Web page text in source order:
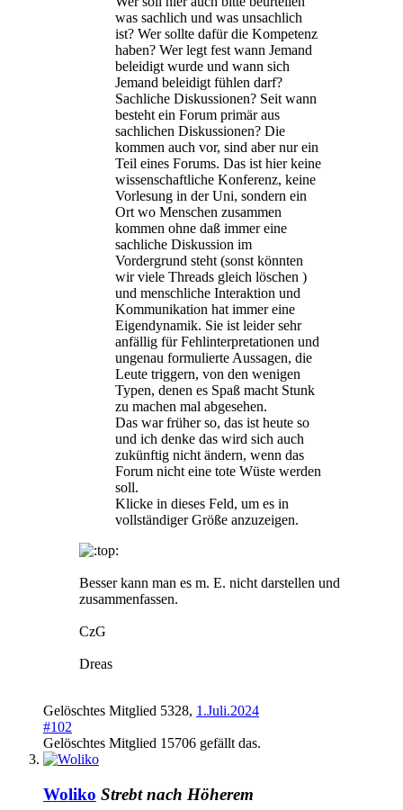
was sachlich und was unsachlich
ist? Wer sollte dafür die Kompetenz
haben? Wer legt fest wann Jemand
beleidigt wurde und wann sich
Jemand beleidigt fühlen darf?
Sachliche Diskussionen? Seit wann
besteht ein Forum primär aus
sachlichen Diskussionen? Die
kommen auch vor, sind aber nur ein
Teil eines Forums. Das ist hier keine
wissenschaftliche Konferenz, keine
Vorlesung in der Uni, sondern ein
Ort wo Menschen zusammen
kommen ohne daß immer eine
sachliche Diskussion im
Vordergrund steht (sonst könnten
wir viele Threads gleich löschen )
und menschliche Interaktion und
Kommunikation hat immer eine
Eigendynamik. Sie ist leider sehr
anfällig für Fehlinterpretationen und
ungenau formulierte Aussagen, die
Leute triggern, von den wenigen
Typen, denen es Spaß macht Stunk
zu machen mal abgesehen.
Das war früher so, das ist heute so
und ich denke das wird sich auch
zukünftig nicht ändern, wenn das
Forum nicht eine tote Wüste werden
soll.
Klicke in dieses Feld, um es in
vollständiger Größe anzuzeigen.
Besser kann man es m. E. nicht darstellen und
zusammenfassen.
CzG
Dreas
Gelöschtes Mitglied 5328, 1.Juli.2024
#102
Gelöschtes Mitglied 15706 gefällt das.
Woliko Strebt nach Höherem